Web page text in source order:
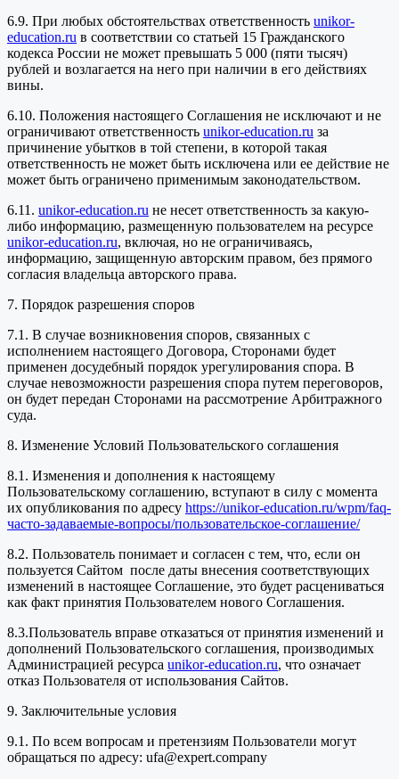
6.9. При любых обстоятельствах ответственность unikor-
education.ru в соответствии со статьей 15 Гражданского
кодекса России не может превышать 5 000 (пяти тысяч)
рублей и возлагается на него при наличии в его действиях
вины.
6.10. Положения настоящего Соглашения не исключают и не
ограничивают ответственность unikor-education.ru за
причинение убытков в той степени, в которой такая
ответственность не может быть исключена или ее действие не
может быть ограничено применимым законодательством.
6.11. unikor-education.ru не несет ответственность за какую-
либо информацию, размещенную пользователем на ресурсе
unikor-education.ru, включая, но не ограничиваясь,
информацию, защищенную авторским правом, без прямого
согласия владельца авторского права.
7. Порядок разрешения споров
7.1. В случае возникновения споров, связанных с
исполнением настоящего Договора, Сторонами будет
применен досудебный порядок урегулирования спора. В
случае невозможности разрешения спора путем переговоров,
он будет передан Сторонами на рассмотрение Арбитражного
суда.
8. Изменение Условий Пользовательского соглашения
8.1. Изменения и дополнения к настоящему
Пользовательскому соглашению, вступают в силу с момента
их опубликования по адресу https://unikor-education.ru/wpm/faq-
часто-задаваемые-вопросы/пользовательское-соглашение/
8.2. Пользователь понимает и согласен с тем, что, если он
пользуется Сайтом после даты внесения соответствующих
изменений в настоящее Соглашение, это будет расцениваться
как факт принятия Пользователем нового Соглашения.
8.3.Пользователь вправе отказаться от принятия изменений и
дополнений Пользовательского соглашения, производимых
Администрацией ресурса unikor-education.ru, что означает
отказ Пользователя от использования Сайтов.
9. Заключительные условия
9.1. По всем вопросам и претензиям Пользователи могут
обращаться по адресу: ufa@expert.company